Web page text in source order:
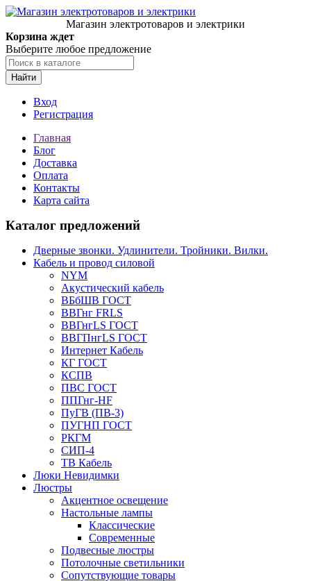
Магазин электротоваров и электрики
Корзина ждет
Выберите любое предложение
Найти
Вход
Регистрация
Главная
Блог
Доставка
Оплата
Контакты
Карта сайта
Каталог предложений
Дверные звонки. Удлинители. Тройники. Вилки.
Кабель и провод силовой
NYM
Акустический кабель
ВБбШВ ГОСТ
ВВГнг FRLS
ВВГнгLS ГОСТ
ВВГПнгLS ГОСТ
Интернет Кабель
КГ ГОСТ
КСПВ
ПВС ГОСТ
ППГнг-HF
ПуГВ (ПВ-3)
ПУГНП ГОСТ
РКГМ
СИП-4
ТВ Кабель
Люки Невидимки
Люстры
Акцентное освещение
Настольные лампы
Классические
Современные
Подвесные люстры
Потолочные светильники
Сопутствующие товары